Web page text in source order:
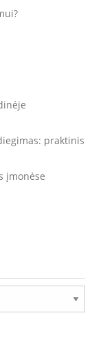
praktinis
įmonėse